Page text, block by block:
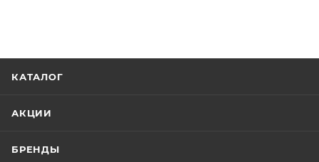
КАТАЛОГ
АКЦИИ
БРЕНДЫ